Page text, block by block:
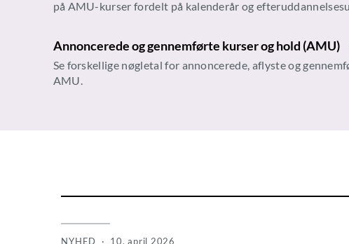
på AMU-kurser fordelt på kalenderår og
Annoncerede og gennemførte kurser og hold (AMU)
Se forskellige nøgletal for annoncerede, aflyste og
AMU.
NYHED · 10. april 2026